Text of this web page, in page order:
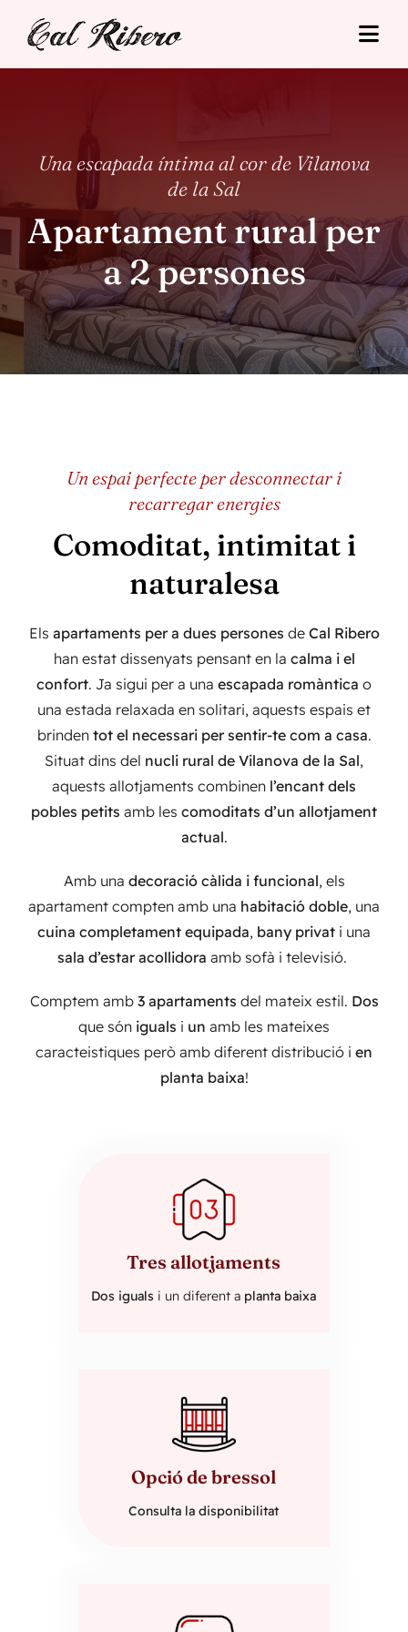
Tarifes
Situació
Contacte
Una escapada íntima al cor de Vilanova
de la Sal
Apartament rural per
a 2 persones
Un espai perfecte per desconnectar i
recarregar energies
Comoditat, intimitat i
naturalesa
Els apartaments per a dues persones de Cal Ribero
han estat dissenyats pensant en la calma i el
confort. Ja sigui per a una escapada romàntica o
una estada relaxada en solitari, aquests espais et
brinden tot el necessari per sentir-te com a casa.
Situat dins del nucli rural de Vilanova de la Sal,
aquests allotjaments combinen l’encant dels
pobles petits amb les comoditats d’un allotjament
actual.
Amb una decoració càlida i funcional, els
apartament compten amb una habitació doble, una
cuina completament equipada, bany privat i una
sala d’estar acollidora amb sofà i televisió.
Comptem amb3 apartaments del mateix estil. Dos
que són iguals i un amb les mateixes
caracteistiques però amb diferent distribució i en
planta baixa!
Tres allotjaments
Dos iguals i un diferent a planta baixa
Opció de bressol
Consulta la disponibilitat